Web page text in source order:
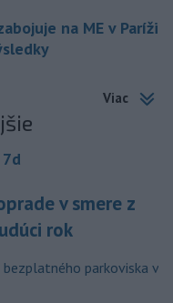
na ME v Paríži
Viac
7d
v smere z
rok
parkoviska v